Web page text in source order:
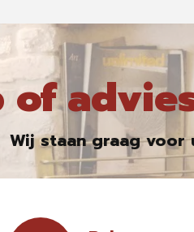
of
Wij staan graag voor